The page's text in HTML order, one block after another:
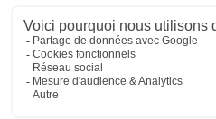
MBA ET
235 Rue Helene Boucher,
Bureau